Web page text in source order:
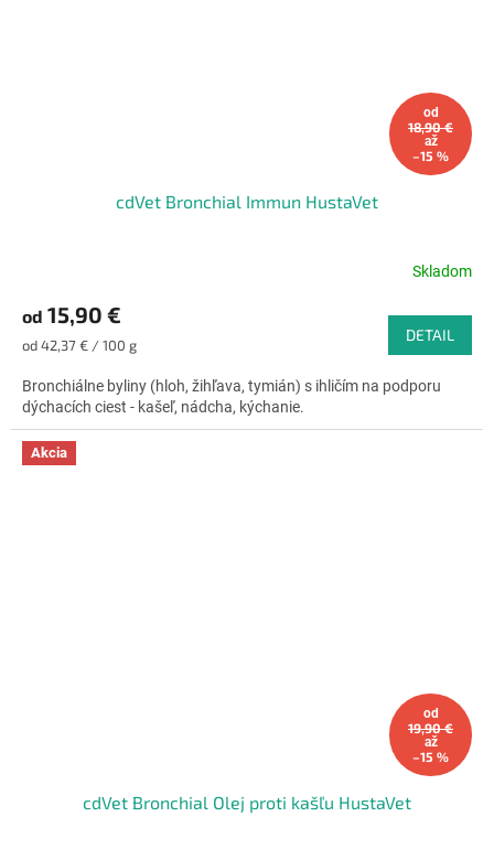
od
18,90 €
až
–15 %
cdVet Bronchial Immun HustaVet
produktu
4,6
z
5
hviezdičiek.
Skladom
od 15,90 €
Jednotková
od 42,37 € / 100 g
DETAIL
Bronchiálne byliny (hloh, žihľava, tymián) s ihličím na podporu
dýchacích ciest - kašeľ, nádcha, kýchanie.
Akcia
od
19,90 €
až
–15 %
cdVet Bronchial Olej proti kašľu HustaVet